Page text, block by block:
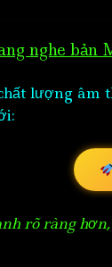
nghe bản
lượng âm
rõ ràng